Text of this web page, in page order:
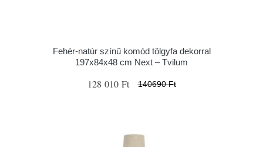
Fehér-natúr színű komód tölgyfa dekorral
197x84x48 cm Next – Tvilum
128 010 Ft 140690 Ft